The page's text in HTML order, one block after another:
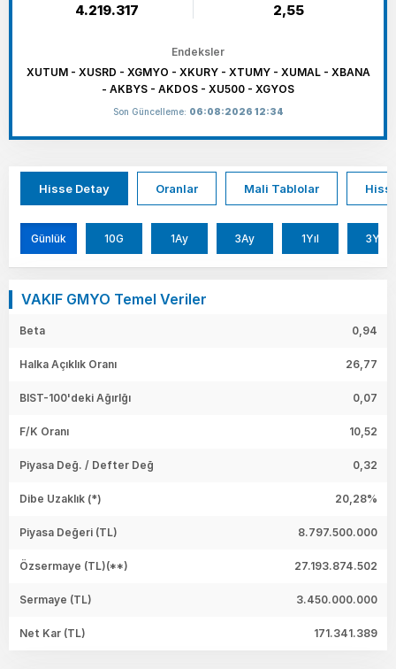
4.219.317 2,55
Endeksler
XUTUM - XUSRD - XGMYO - XKURY - XTUMY - XUMAL - XBANA
- AKBYS - AKDOS - XU500 - XGYOS
Son Güncelleme: 06:08:2026 12:34
Hisse Detay Oranlar Mali Tablolar
Günlük 10G 1Ay 3Ay 1Yıl 3Yıl
VAKIF GMYO Temel Veriler
Beta 0,94
Halka Açıklık Oranı 26,77
BIST-100'deki Ağırlğı 0,07
F/K Oranı 10,52
Piyasa Değ. / Defter Değ 0,32
Dibe Uzaklık (*) 20,28%
Piyasa Değeri (TL) 8.797.500.000
Özsermaye (TL)(**) 27.193.874.502
Sermaye (TL) 3.450.000.000
Net Kar (TL) 171.341.389